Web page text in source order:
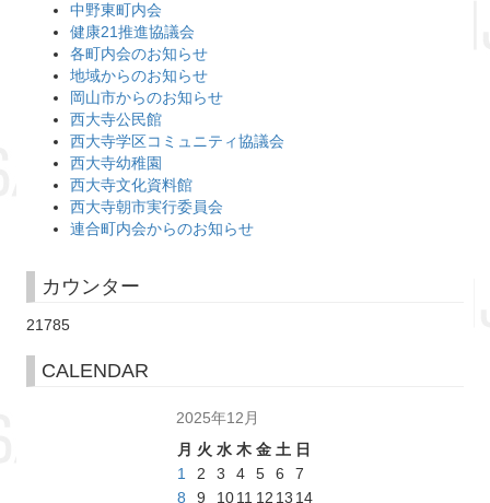
中野東町内会
健康21推進協議会
各町内会のお知らせ
地域からのお知らせ
岡山市からのお知らせ
西大寺公民館
西大寺学区コミュニティ協議会
西大寺幼稚園
西大寺文化資料館
西大寺朝市実行委員会
連合町内会からのお知らせ
カウンター
21785
CALENDAR
2025年12月
月 火 水 木 金 土 日
1
2 3 4 5 6
7
8
9 1011 12 13 14